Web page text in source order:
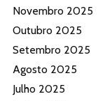
Novembro 2025
Outubro 2025
Setembro 2025
Agosto 2025
Julho 2025